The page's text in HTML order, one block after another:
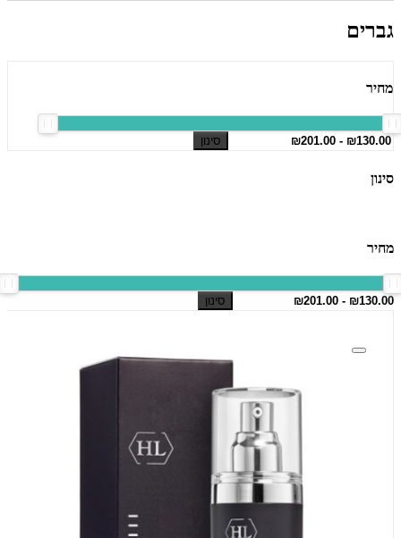
גברים
מחיר
סינון
סינון
מחיר
סינון